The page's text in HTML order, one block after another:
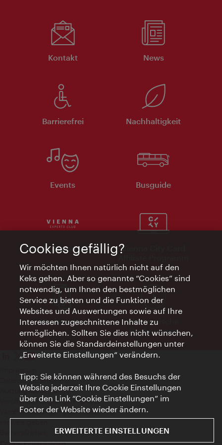
Kontakt News
Barrierefrei Nachhaltigkeit
Events Busguide
Vienna Experts Club
Vienna City Card
Werbemittel
Elektronische
Rechnungen
Datenschutzerklärung
Nutzungsbedingungen
Veröffentlichungen gem. EMFG
Veröffentlichungen gem. MedKF‑TG
Cookies gefällig?
Wir möchten Ihnen natürlich nicht auf den
Keks gehen. Aber so genannte “Cookies” sind
notwendig, um Ihnen den bestmöglichen
Service zu bieten und die Funktion der
Websites und Auswertungen sowie auf Ihre
Interessen zugeschnittene Inhalte zu
ermöglichen. Sollten Sie dies nicht wünschen,
können Sie die Standardeinstellungen unter
„Erweiterte Einstellungen“ verändern.
Tipp: Sie können während des Besuchs der
Website jederzeit Ihre Cookie Einstellungen
über den Link “Cookie Einstellungen” im
Footer der Website wieder ändern.
ERWEITERTE EINSTELLUNGEN